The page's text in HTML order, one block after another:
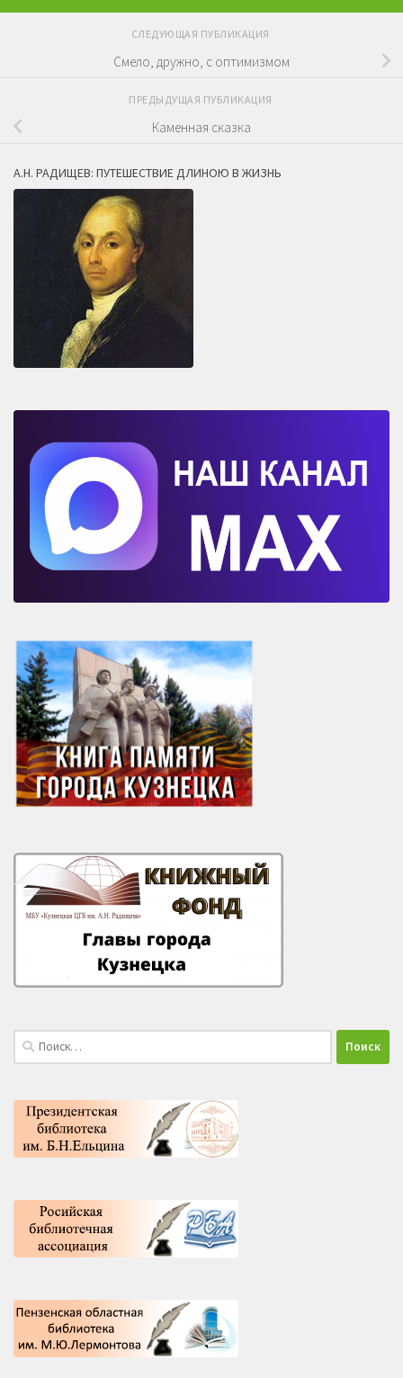
СЛЕДУЮЩАЯ ПУБЛИКАЦИЯ
Смело, дружно, с оптимизмом
ПРЕДЫДУЩАЯ ПУБЛИКАЦИЯ
Каменная сказка
А.Н. РАДИЩЕВ: ПУТЕШЕСТВИЕ ДЛИНОЮ В ЖИЗНЬ
Найти: